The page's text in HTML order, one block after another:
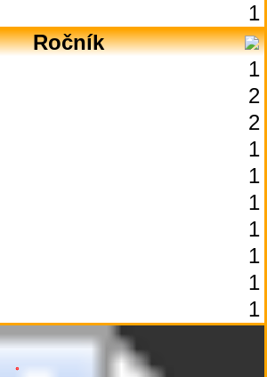
1
Ročník
1
2
2
1
1
1
1
1
1
1